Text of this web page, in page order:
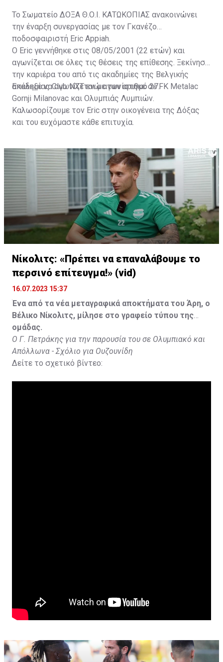
Το Σωματείο ΔΟΞΑ Θ.Ο.Ι. ΚΑΤΩΚΟΠΙΑΣ ανακοινώνει
την έναρξη συνεργασίας με τον Γκανέζο
ποδοσφαιριστή Eric Appiah.
Ο Eric γεννήθηκε στις 08/05/2001 (22 ετών) και
αγωνίζεται σε όλες τις θέσεις της επίθεσης. Ξεκίνησε
την καριέρα του από τις ακαδημίες της Βελγικής
ακαδημίας Club NXT ενώ αγωνίστηκε σε FK Metalac
Gornji Milanovac και Ολυμπιάς Λυμπιών.
Επέλεξε να αγωνίζεται με τον αριθμό 27.
Καλωσορίζουμε τον Eric στην οικογένεια της Δόξας
και του ευχόμαστε κάθε επιτυχία.
Νίκολιτς: «Πρέπει να επαναλάβουμε το
περσινό επίτευγμα!» (vid)
16.07.2023 15:37
Ένα από τα νέα μεταγραφικά αποκτήματα του Άρη, ο
Βέλικο Νίκολιτς, μίλησε στο γραφείο τύπου της
ομάδας.
Ο Γ. Πετράκης για την παρουσία του σε Ολυμπιακό και
Απόλλωνα - Σχόλιο για Ουζουνίδη
Δείτε το σχετικό βίντεο: